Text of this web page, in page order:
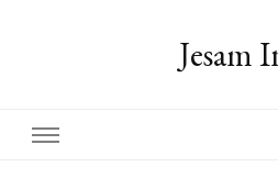
Jesam